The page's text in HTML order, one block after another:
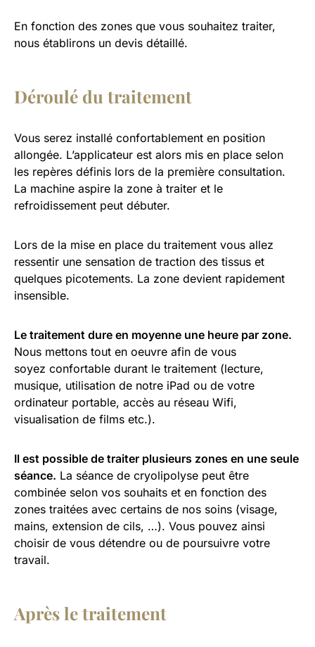
En fonction des zones que vous souhaitez traiter,
nous établirons un devis détaillé.
Déroulé du traitement
Vous serez installé confortablement en position
allongée. L’applicateur est alors mis en place selon
les repères définis lors de la première consultation.
La machine aspire la zone à traiter et le
refroidissement peut débuter.
Lors de la mise en place du traitement vous allez
ressentir une sensation de traction des tissus et
quelques picotements. La zone devient rapidement
insensible.
Le traitement dure en moyenne une heure par zone.
Nous mettons tout en oeuvre afin de vous
soyez confortable durant le traitement (lecture,
musique, utilisation de notre iPad ou de votre
ordinateur portable, accès au réseau Wifi,
visualisation de films etc.).
Il est possible de traiter plusieurs zones en une seule
séance. La séance de cryolipolyse peut être
combinée selon vos souhaits et en fonction des
zones traitées avec certains de nos soins (visage,
mains, extension de cils, …). Vous pouvez ainsi
choisir de vous détendre ou de poursuivre votre
travail.
Après le traitement